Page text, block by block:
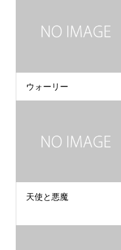
ウォーリー
天使と悪魔